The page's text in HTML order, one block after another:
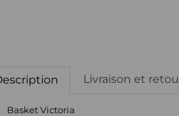
Livraison et
Basket Victoria